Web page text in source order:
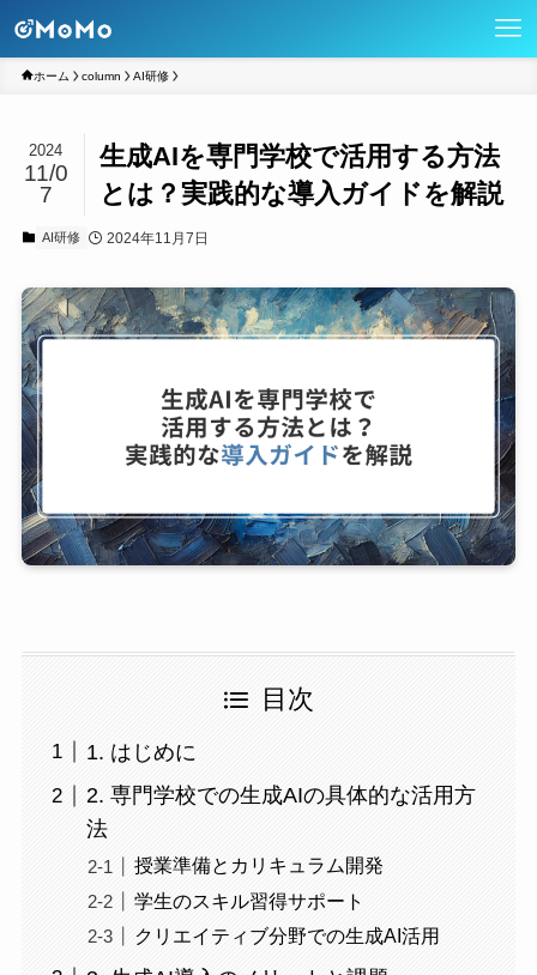
ホーム column AI研修
生成AIを専門学校で活用する方法
とは？実践的な導入ガイドを解説
2024
11/0
7
AI研修 2024年11月7日
目次
1. はじめに
2. 専門学校での生成AIの具体的な活用方
法
授業準備とカリキュラム開発
学生のスキル習得サポート
クリエイティブ分野での生成AI活用